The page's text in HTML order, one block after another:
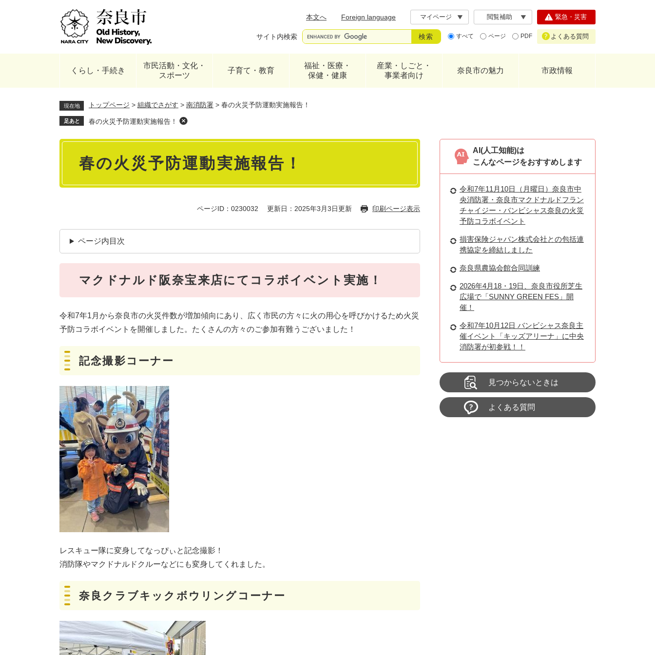
本文へ
Foreign language マイページ 閲覧補助
サイト内検索 すべて ページ PDF
緊急・災害
よくある質問
くらし・手続き
市民活動・文化・
スポーツ
子育て・教育
福祉・医療・
保健・健康
産業・しごと・
事業者向け
奈良市の魅力 市政情報
現在地 トップページ > 組織でさがす > 南消防署 > 春の火災予防運動実施報告！
足あと 春の火災予防運動実施報告！
本
春の火災予防運動実施報告！
ページID：0230032 更新日：2025年3月3日更新 印刷ページ表示
ページ内目次
マクドナルド阪奈宝来店にてコラボイベント実施！
令和7年1月から奈良市の火災件数が増加傾向にあり、広く市民の方々に火の用心を呼びかけるため火災
予防コラボイベントを開催しました。たくさんの方々のご参加有難うございました！
記念撮影コーナー
レスキュー隊に変身してなっぴぃと記念撮影！
消防隊やマクドナルドクルーなどにも変身してくれました。
奈良クラブキックボウリングコーナー
AI(人工知能)は
こんなページをおすすめします
令和7年11月10日（月曜日）奈良市中
央消防署・奈良市マクドナルドフラン
チャイジー・バンビシャス奈良の火災
予防コラボイベント
損害保険ジャパン株式会社との包括連
携協定を締結しました
奈良県農協会館合同訓練
2026年4月18・19日、奈良市役所芝生
広場で「SUNNY GREEN FES」開
催！
令和7年10月12日 バンビシャス奈良主
催イベント「キッズアリーナ」に中央
消防署が初参戦！！
見つからないときは
よくある質問